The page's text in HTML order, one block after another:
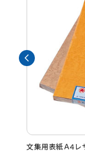
文集用表紙Ａ４